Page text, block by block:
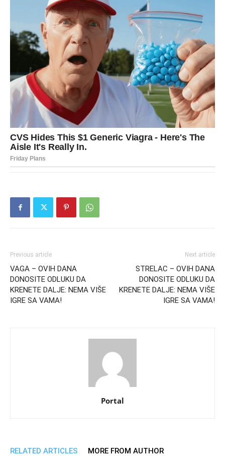
Previous article
VAGA – OVIH DANA
DONOSITE ODLUKU DA
KRENETE DALJE: NEMA VIŠE
IGRE SA VAMA!
Next article
STRELAC – OVIH DANA
DONOSITE ODLUKU DA
KRENETE DALJE: NEMA VIŠE
IGRE SA VAMA!
Portal
RELATED ARTICLES MORE FROM AUTHOR